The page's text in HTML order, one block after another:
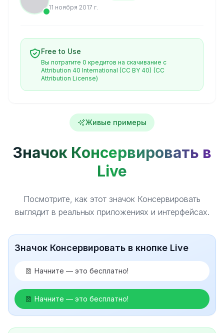
11 ноября 2017 г.
Free to Use
Вы потратите 0 кредитов на скачивание с
Attribution 40 International (CC BY 40) (CC
Attribution License)
Живые примеры
Значок Консервировать в
Live
Посмотрите, как этот значок Консервировать
выглядит в реальных приложениях и интерфейсах.
Значок Консервировать в кнопке Live
Начните — это бесплатно!
Начните — это бесплатно!